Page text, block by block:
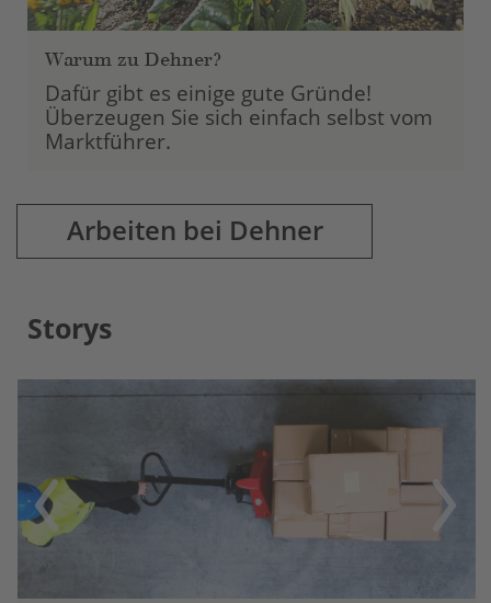
Warum zu Dehner?
Dafür gibt es einige gute Gründe!
Überzeugen Sie sich einfach selbst vom
Marktführer.
Arbeiten bei Dehner
Storys
Previous Next